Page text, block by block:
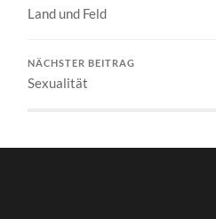
Land und Feld
NÄCHSTER BEITRAG
Sexualität